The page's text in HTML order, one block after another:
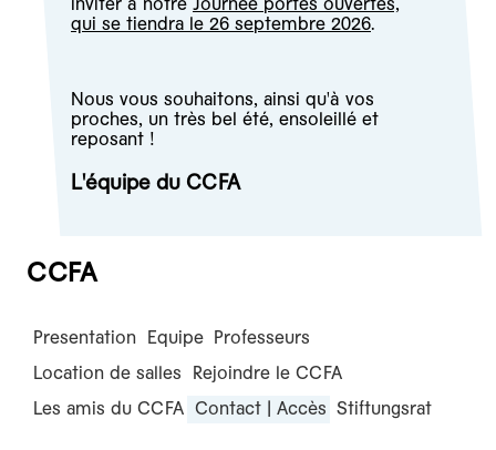
qui se tiendra le 26 septembre 2026.
Nous vous souhaitons, ainsi qu'à vos
proches, un très bel été, ensoleillé et
reposant !
L'équipe du CCFA
CCFA
Presentation Equipe Professeurs
Location de salles
Rejoindre le CCFA
Les amis du CCFA Contact | Accès Stiftungsrat